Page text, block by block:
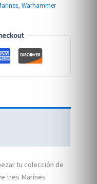
,Warhammer
tu colección de
tres Marines